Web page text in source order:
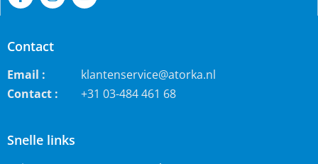
Snelle links
Contact
Email :
klantenservice@atorka.nl
Contact :
+31 03-484 461 68